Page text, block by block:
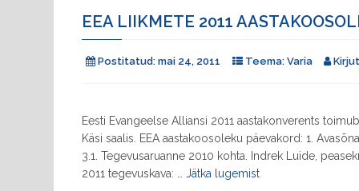
EEA LIIKMETE 2011
Postitatud: mai 24, 2011 Teema: Varia
Eesti Evangeelse Alliansi 2011 aastakonverents
Käsi saalis. EEA aastakoosoleku päevakord: 1.
3.1. Tegevusaruanne 2010 kohta. Indrek Luide,
2011 tegevuskava: … Jätka lugemist"EEA